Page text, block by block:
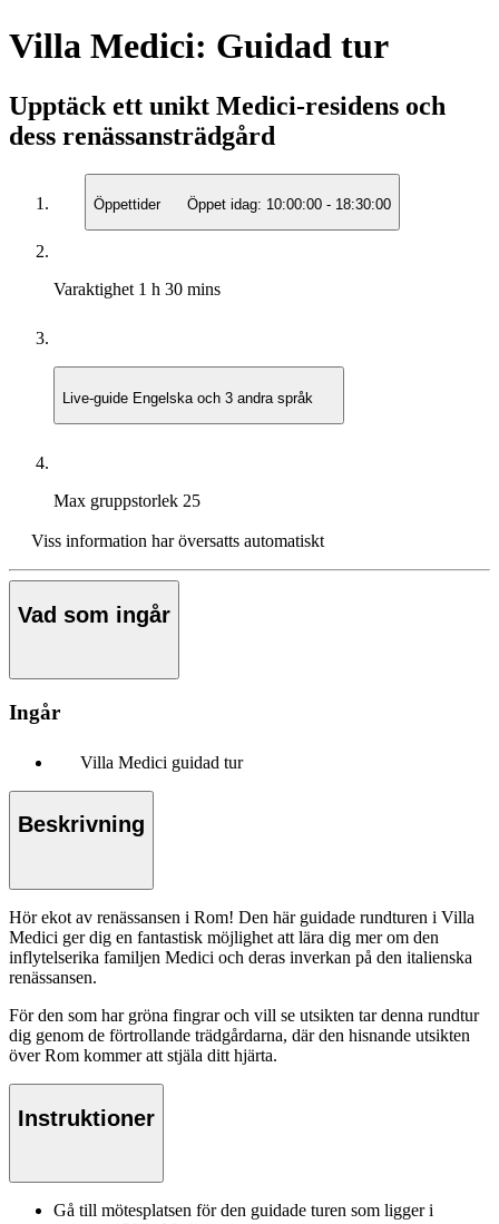
Villa Medici: Guidad tur
Upptäck ett unikt Medici-residens och
dess renässansträdgård
Öppettider Öppet idag: 10:00:00 - 18:30:00
Varaktighet 1 h 30 mins
Live-guide Engelska och 3 andra språk
Max gruppstorlek 25
Viss information har översatts automatiskt
Vad som ingår
Ingår
Villa Medici guidad tur
Beskrivning
Hör ekot av renässansen i Rom! Den här guidade rundturen i Villa
Medici ger dig en fantastisk möjlighet att lära dig mer om den
inflytelserika familjen Medici och deras inverkan på den italienska
renässansen.
För den som har gröna fingrar och vill se utsikten tar denna rundtur
dig genom de förtrollande trädgårdarna, där den hisnande utsikten
över Rom kommer att stjäla ditt hjärta.
Instruktioner
Gå till mötesplatsen för den guidade turen som ligger i